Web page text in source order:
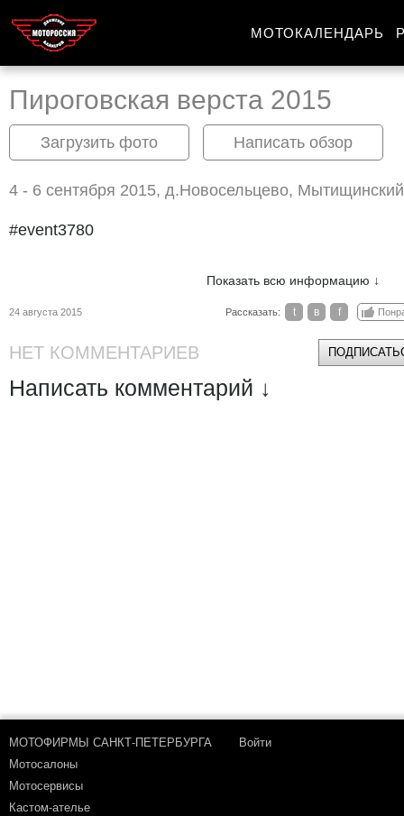
МОТОКАЛЕНДАРЬ
Пироговская верста 2015
Загрузить фото Написать обзор
4 - 6 сентября 2015, д.Новосельцево,
#event3780
Показать всю информацию ↓
24 августа 2015 Рассказать: t в f
НЕТ КОММЕНТАРИЕВ
Написать комментарий ↓
МОТОФИРМЫ САНКТ-ПЕТЕРБУРГА
Мотосалоны
Мотосервисы
Кастом-ателье
Войти